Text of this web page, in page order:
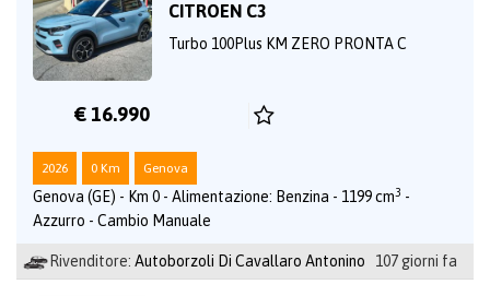
CITROEN C3
Turbo 100Plus KM ZERO PRONTA C
€ 16.990
2026 0 Km Genova
Genova (GE) - Km 0 - Alimentazione: Benzina - 1199 cm3 -
Azzurro - Cambio Manuale
Rivenditore: Autoborzoli Di Cavallaro Antonino 107 giorni fa